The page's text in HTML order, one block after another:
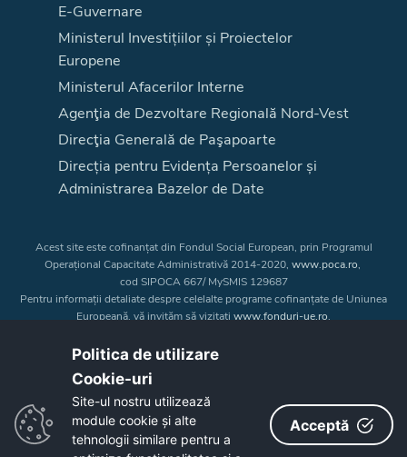
E-Guvernare
Ministerul Investițiilor și Proiectelor
Europene
Ministerul Afacerilor Interne
Agenţia de Dezvoltare Regională Nord-Vest
Direcţia Generală de Paşapoarte
Direcția pentru Evidența Persoanelor și
Administrarea Bazelor de Date
Acest site este cofinanțat din Fondul Social European, prin Programul
Operațional Capacitate Administrativă 2014-2020, www.poca.ro,
cod SIPOCA 667/ MySMIS 129687
Pentru informații detaliate despre celelalte programe cofinanțate de Uniunea
Europeană, vă invităm să vizitați www.fonduri-ue.ro.
a Uniunii Europene. Întreaga responsabilitate asupra
Copyright © 2026 - Consiliul Judeţean Bistrița-Năsăud
Politica de utilizare
Cookie-uri‎
Site-ul nostru utilizează
module cookie și alte
tehnologii similare pentru a
Acceptă